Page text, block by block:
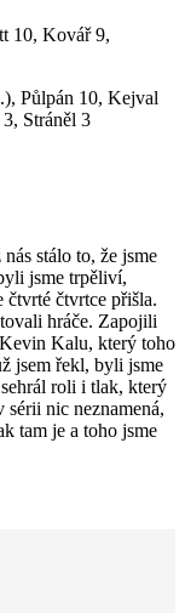
10, Kovář 9,
Půlpán 10, Kejval
Stráněl 3
stálo to, že jsme
jsme trpěliví,
čtvrté čtvrtce přišla.
hráče. Zapojili
Kalu, který toho
jsem řekl, byli jsme
roli i tlak, který
sérii nic neznamená,
tam je a toho jsme